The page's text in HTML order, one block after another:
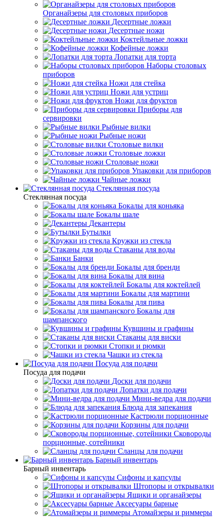
Органайзеры для столовых приборов
Десертные ложки
Десертные ножи
Коктейльные ложки
Кофейные ложки
Лопатки для торта
Наборы столовых
приборов
Ножи для стейка
Ножи для устриц
Ножи для фруктов
Приборы для
сервировки
Рыбные вилки
Рыбные ножи
Столовые вилки
Столовые ложки
Столовые ножи
Упаковки для приборов
Чайные ложки
Стеклянная посуда
Стеклянная посуда
Бокалы для коньяка
Бокалы шале
Декантеры
Бутылки
Кружки из стекла
Стаканы для воды
Банки
Бокалы для бренди
Бокалы для вина
Бокалы для коктейлей
Бокалы для мартини
Бокалы для пива
Бокалы для
шампанского
Кувшины и графины
Стаканы для виски
Стопки и рюмки
Чашки из стекла
Посуда для подачи
Посуда для подачи
Доски для подачи
Лопатки для подачи
Мини-ведра для подачи
Блюда для запекания
Кастрюли порционные
Корзины для подачи
Сковороды
порционные, сотейники
Сланцы для подачи
Барный инвентарь
Барный инвентарь
Сифоны и капсулы
Штопоры и открывалки
Ящики и органайзеры
Аксесуары барные
Атомайзеры и риммеры